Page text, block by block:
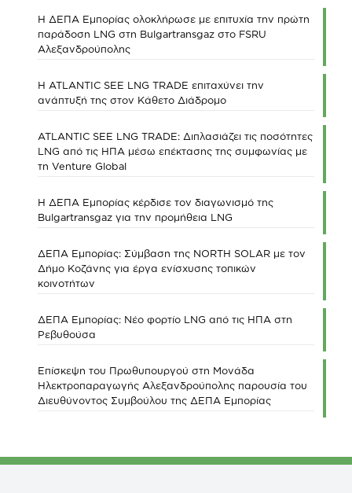
Η ΔΕΠΑ Εμπορίας ολοκλήρωσε με επιτυχία την πρώτη
παράδοση LNG στη Bulgartransgaz στο FSRU
Αλεξανδρούπολης
Η ATLANTIC SEE LNG TRADE επιταχύνει την
ανάπτυξή της στον Κάθετο Διάδρομο
ATLANTIC SEE LNG TRADE: Διπλασιάζει τις ποσότητες
LNG από τις ΗΠΑ μέσω επέκτασης της συμφωνίας με
τη Venture Global
Η ΔΕΠΑ Εμπορίας κέρδισε τον διαγωνισμό της
Bulgartransgaz για την προμήθεια LNG
ΔΕΠΑ Εμπορίας: Σύμβαση της NORTH SOLAR με τον
Δήμο Κοζάνης για έργα ενίσχυσης τοπικών
κοινοτήτων
ΔΕΠΑ Εμπορίας: Νέο φορτίο LNG από τις ΗΠΑ στη
Ρεβυθούσα
Επίσκεψη του Πρωθυπουργού στη Μονάδα
Ηλεκτροπαραγωγής Αλεξανδρούπολης παρουσία του
Διευθύνοντος Συμβούλου της ΔΕΠΑ Εμπορίας